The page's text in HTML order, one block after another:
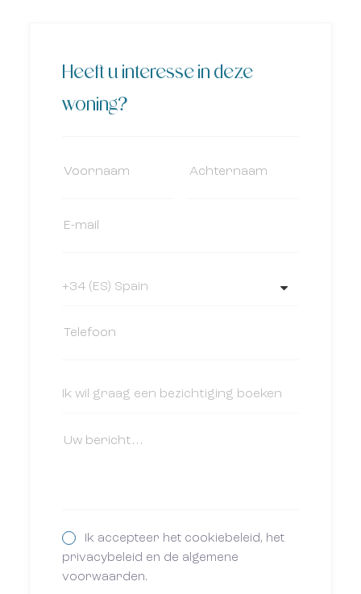
Heeft u interesse in deze
woning?
Ik accepteer het cookiebeleid, het
privacybeleid en de algemene
voorwaarden.